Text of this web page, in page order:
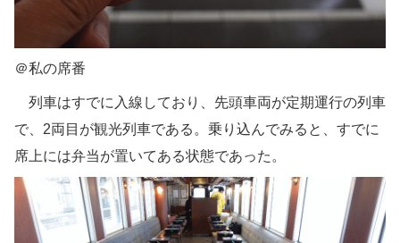
＠私の席番
列車はすでに入線しており、先頭車両が定期運行の列車
で、2両目が観光列車である。乗り込んでみると、すでに
席上には弁当が置いてある状態であった。